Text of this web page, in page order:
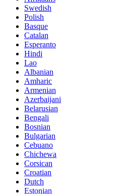
Swedish
Polish
Basque
Catalan
Esperanto
Hindi
Lao
Albanian
Amharic
Armenian
Azerbaijani
Belarusian
Bengali
Bosnian
Bulgarian
Cebuano
Chichewa
Corsican
Croatian
Dutch
Estonian